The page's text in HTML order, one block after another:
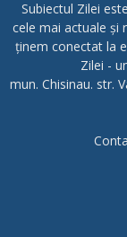
Subiectul Zilei
cele mai actuale și
ținem conectat la
Zilei -
mun. Chisinau. str.